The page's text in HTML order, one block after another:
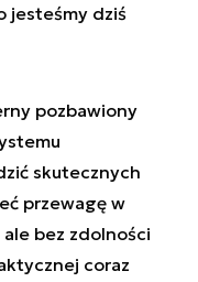
jesteśmy dziś
pozbawiony
skutecznych
przewagę w
bez zdolności
coraz